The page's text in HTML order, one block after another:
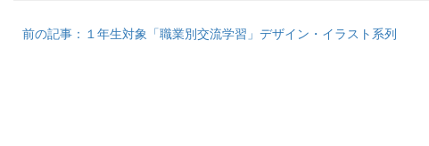
前の記事：１年生対象「職業別交流学習」デザイン・イラスト系列